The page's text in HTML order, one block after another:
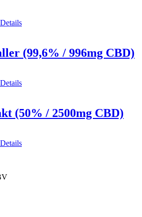
(99,6% / 996mg CBD)
(50% / 2500mg CBD)